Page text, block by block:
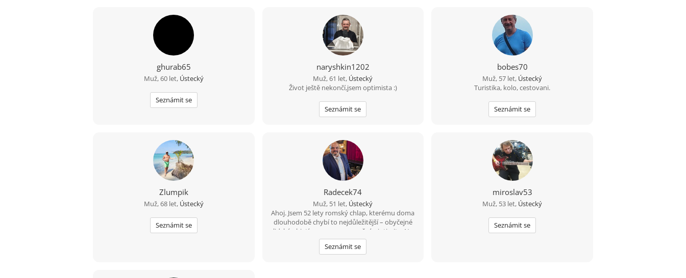
ghurab65
Muž, 60 let, Ústecký
Seznámit se
naryshkin1202
Muž, 61 let, Ústecký
Život ještě nekončí,jsem optimista :)
Seznámit se
bobes70
Muž, 57 let, Ústecký
Turistika, kolo, cestovani.
Seznámit se
Zlumpik
Muž, 68 let, Ústecký
Seznámit se
Radecek74
Muž, 51 let, Ústecký
Ahoj. Jsem 52 lety romský chlap, kterému doma
dlouhodobě chybí to nejdůležitější – obyčejné
lidské objetí, opora, porozumění a intimita. Na
nic si nehraju a nechci nikoho tahat za nos,
proto píšu na rovinu, jak to je. Hledám normální
Seznámit se
miroslav53
Muž, 53 let, Ústecký
Seznámit se